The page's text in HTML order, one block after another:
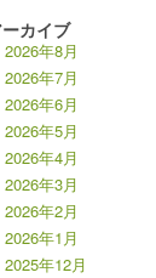
カイブ
2026年8月
2026年7月
2026年6月
2026年5月
2026年4月
2026年3月
2026年2月
2026年1月
2025年12月